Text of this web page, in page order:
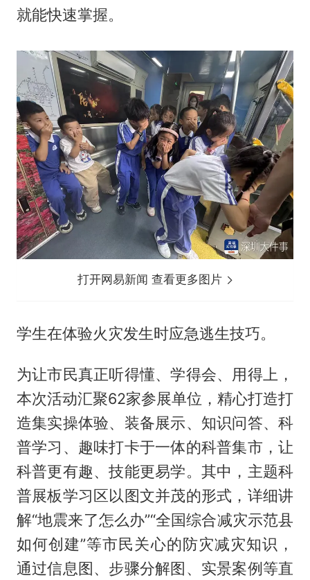
就能快速掌握。
打开网易新闻 查看更多图片
学生在体验火灾发生时应急逃生技巧。
为让市民真正听得懂、学得会、用得上，
本次活动汇聚62家参展单位，精心打造打
造集实操体验、装备展示、知识问答、科
普学习、趣味打卡于一体的科普集市，让
科普更有趣、技能更易学。其中，主题科
普展板学习区以图文并茂的形式，详细讲
解“地震来了怎么办”“全国综合减灾示范县
如何创建”等市民关心的防灾减灾知识，
通过信息图、步骤分解图、实景案例等直